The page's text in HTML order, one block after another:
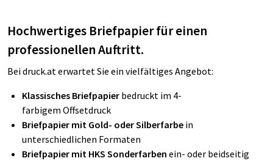
Hochwertiges Briefpapier für einen
professionellen Auftritt.
Bei druck.at erwartet Sie ein vielfältiges Angebot:
Klassisches Briefpapier bedruckt im 4-
farbigem Offsetdruck
Briefpapier mit Gold- oder Silberfarbe in
unterschiedlichen Formaten
Briefpapier mit HKS Sonderfarben ein- oder beidseitig